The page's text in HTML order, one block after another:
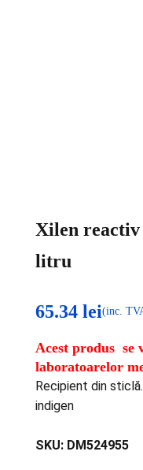
Xilen reactiv
litru
65.34 lei(inc.
Acest produs se
laboratoarelor
Recipient din
indigen
SKU: DM524955